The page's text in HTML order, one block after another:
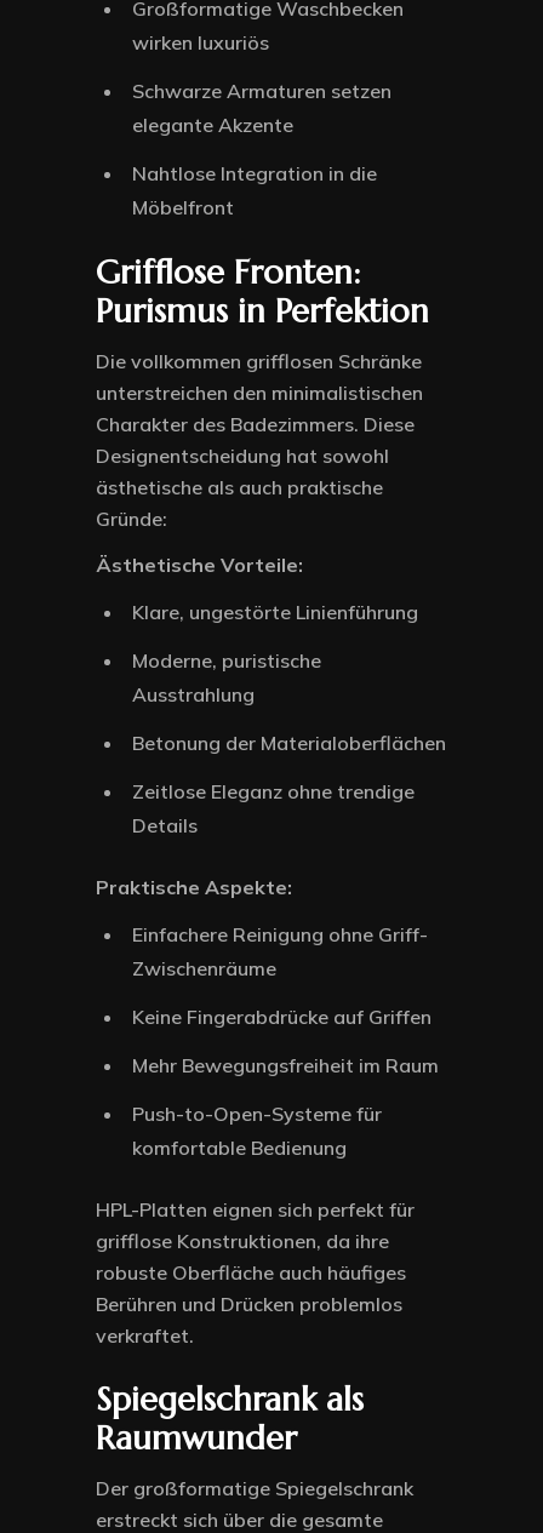
Großformatige Waschbecken
wirken luxuriös
Schwarze Armaturen setzen
elegante Akzente
Nahtlose Integration in die
Möbelfront
Grifflose Fronten:
Purismus in Perfektion
Die vollkommen grifflosen Schränke
unterstreichen den minimalistischen
Charakter des Badezimmers. Diese
Designentscheidung hat sowohl
ästhetische als auch praktische
Gründe:
Ästhetische Vorteile:
Klare, ungestörte Linienführung
Moderne, puristische
Ausstrahlung
Betonung der Materialoberflächen
Zeitlose Eleganz ohne trendige
Details
Praktische Aspekte:
Einfachere Reinigung ohne Griff-
Zwischenräume
Keine Fingerabdrücke auf Griffen
Mehr Bewegungsfreiheit im Raum
Push-to-Open-Systeme für
komfortable Bedienung
HPL-Platten eignen sich perfekt für
grifflose Konstruktionen, da ihre
robuste Oberfläche auch häufiges
Berühren und Drücken problemlos
verkraftet.
Spiegelschrank als
Raumwunder
Der großformatige Spiegelschrank
erstreckt sich über die gesamte